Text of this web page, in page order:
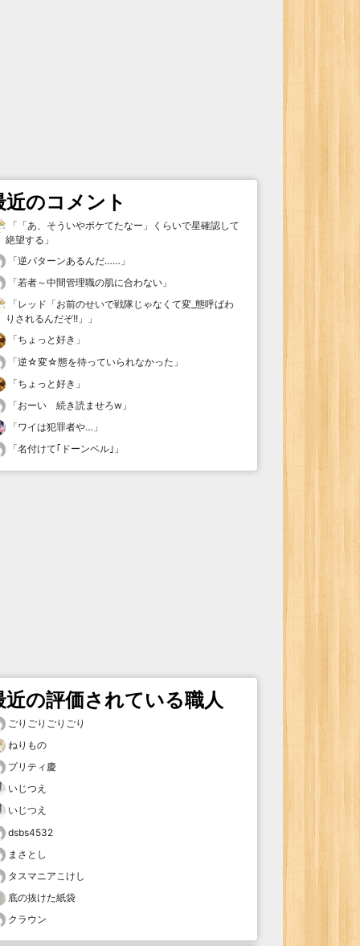
近のコメント
「 「あ、そういやボケてたなー」くらいで星確認して
絶望する 」
「逆パターンあるんだ…… 」
「若者～中間管理職の肌に合わない 」
「レッド「お前のせいで戦隊じゃなくて変_態呼ばわ
りされるんだぞ!!」
」
「ちょっと好き 」
「逆☆変☆態を待っていられなかった 」
「ちょっと好き 」
「おーい 続き読ませろw 」
「ワイは犯罪者や… 」
「名付けて｢ドーンベル｣ 」
近の評価されている職人
ごりごりごりごり
ねりもの
プリティ慶
いじつえ
いじつえ
dsbs4532
まさとし
タスマニアこけし
底の抜けた紙袋
クラウン